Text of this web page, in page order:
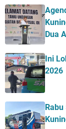
Dua
Ini
2026